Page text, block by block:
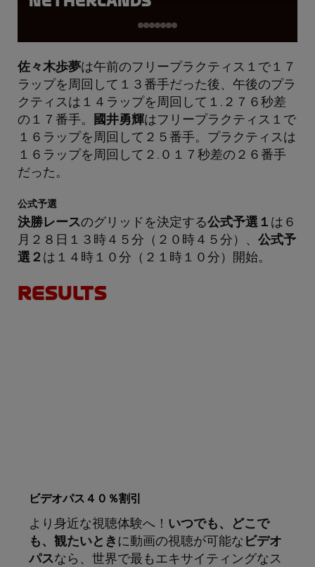
佐々木歩夢は午前のフリープラクティス１で１７
ラップを周回して１３番手だった後、午後のプラ
クティスは１４ラップを周回して１.２７６秒差
の１７番手。
國井勇輝はフリープラクティス１で
１６ラップを周回して２５番手。プラクティスは
１６ラップを周回して２.０１７秒差の２６番手
だった。
公式予選
決勝レースのグリッドを決定する公式予選１ は６
月２８日１３時４５分（２０時４５分）、 公式予
選２ は１４時１０分（２１時１０分）開始。
RESULTS
ビデオパス４０％割引
より身近な視聴体験へ！ いつでも、どこで
も、観たいとき に動画の視聴が可能な ビデオ
パスなら、世界で最もエキサイティングなス